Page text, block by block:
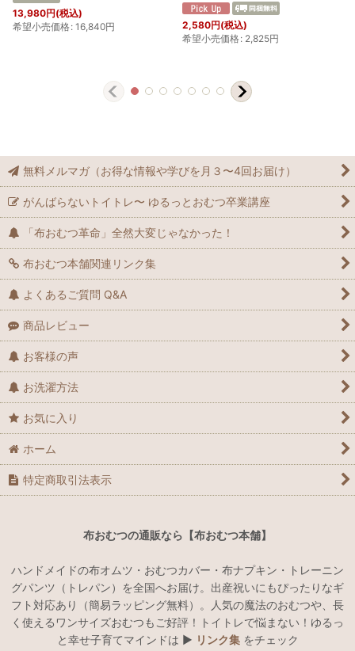
13,980円(税込)
希望小売価格: 16,840円 2,580円(税込)
希望小売価格: 2,825円
無料メルマガ（お得な情報や学びを月３〜4回お届け）
がんばらないトイトレ〜 ゆるっとおむつ卒業講座
「布おむつ革命」全然大変じゃなかった！
布おむつ本舗関連リンク集
よくあるご質問 Q&A
商品レビュー
お客様の声
お洗濯方法
お気に入り
ホーム
特定商取引法表示
布おむつの通販なら【布おむつ本舗】
ハンドメイドの布オムツ・おむつカバー・布ナプキン・トレーニン
グパンツ（トレパン）を全国へお届け。出産祝いにもぴったりなギ
フト対応あり（簡易ラッピング無料）。人気の魔法のおむつや、長
く使えるワンサイズおむつもご好評！トイトレで悩まない！ゆるっ
と幸せ子育てマインドは ▶︎ リンク集をチェック